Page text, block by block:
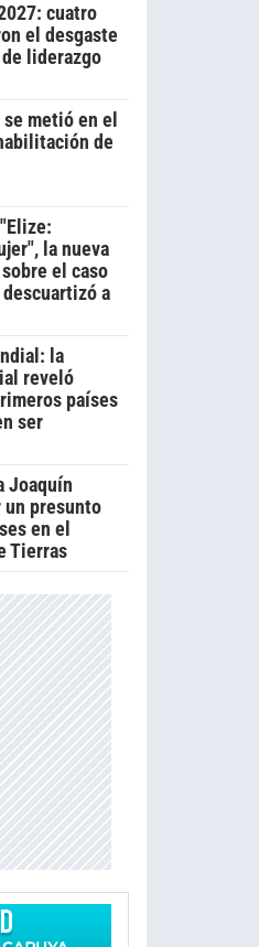
cuatro
el desgaste
liderazgo
metió en el
de
la nueva
el caso
a
la
reveló
países
ser
Joaquín
un presunto
en el
Tierras